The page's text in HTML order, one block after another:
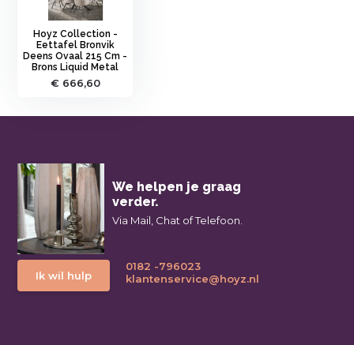
Hoyz Collection -
Eettafel Bronvik
Deens Ovaal 215 Cm -
Brons Liquid Metal
€ 666,60
We helpen je graag
verder.
Via Mail, Chat of Telefoon.
Ik wil hulp
0182 -796023
klantenservice@hoyz.nl